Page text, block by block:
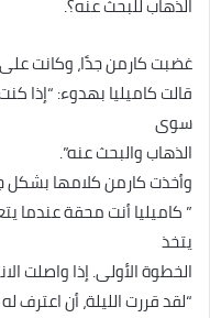
غضبت كارمن جدًا، وكانت
قالت كاميليا بهدوء: “إذا
سوى
الذهاب والبحث عنه”.
وأخذت كارمن كلامها بشكل
” كاميليا أنت محقة عندما
يتخذ
الخطوة الأولى. إذا واصلت
“لقد قررت الليلة، أن